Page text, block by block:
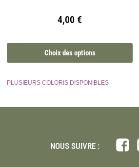
4,00 €
Choix des options
PLUSIEURS COLORIS DISPONIBLES
NOUS SUIVRE :